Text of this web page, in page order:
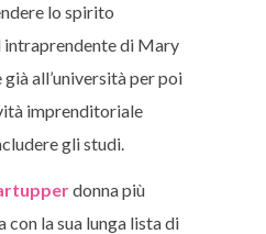
lo spirito
intraprendente di Mary
all’università per poi
imprenditoriale
gli studi.
donna più
la sua lunga lista di